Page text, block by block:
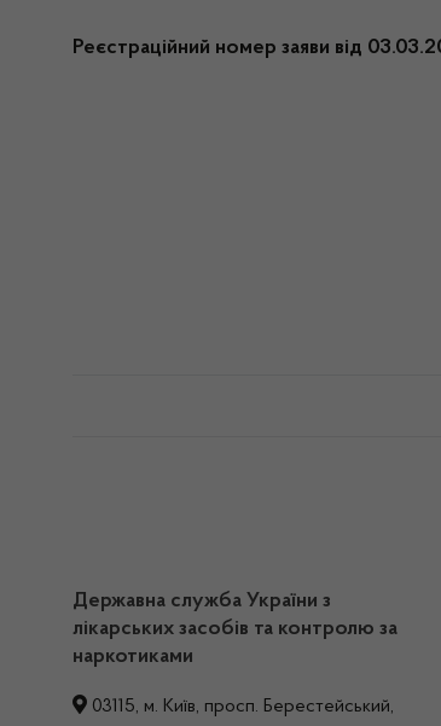
Реєстраційний номер заяви від
Державна служба України з
лікарських засобів та контролю за
наркотиками
03115, м. Київ, просп. Берестейський,